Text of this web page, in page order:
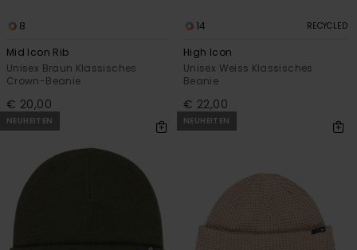
8
Mid Icon Rib
Unisex Braun Klassisches
Crown-Beanie
€ 20,00
14 RECYCLED
High Icon
Unisex Weiss Klassisches
Beanie
€ 22,00
NEUHEITEN NEUHEITEN